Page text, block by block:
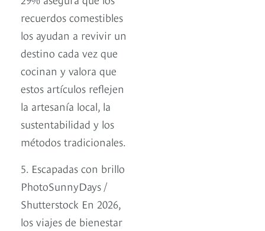
recuerdos comestibles
los ayudan a revivir un
destino cada vez que
cocinan y valora que
estos artículos reflejen
la artesanía local, la
sustentabilidad y los
métodos tradicionales.
5. Escapadas con brillo
PhotoSunnyDays /
Shutterstock En 2026,
los viajes de bienestar